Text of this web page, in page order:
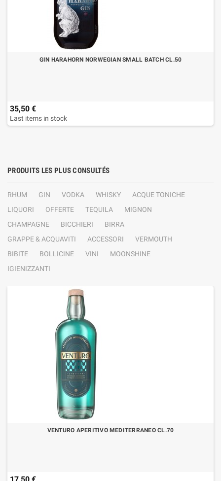
GIN HARAHORN NORWEGIAN SMALL BATCH CL.50
35,50 €
Last items in stock
PRODUITS LES PLUS CONSULTÉS
RHUM GIN VODKA WHISKY
ACQUE TONICHE
LIQUORI
OFFERTE TEQUILA
MIGNON
CHAMPAGNE
BICCHIERI
BIRRA
GRAPPE & ACQUAVITI
ACCESSORI
VERMOUTH
BIBITE
BOLLICINE VINI
MOONSHINE
IGIENIZZANTI
VENTURO APERITIVO MEDITERRANEO CL.70